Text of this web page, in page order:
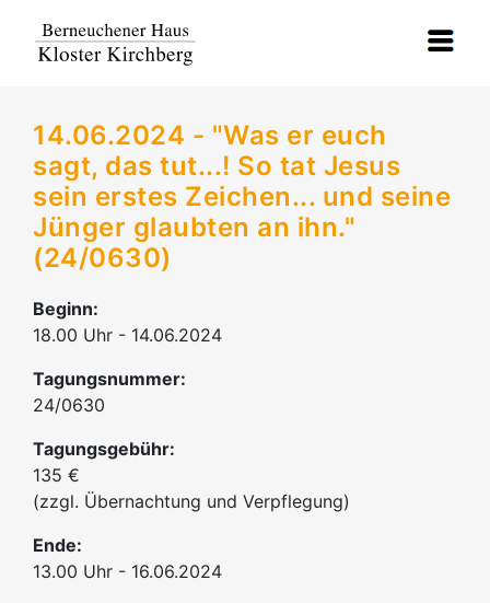
14.06.2024 - "Was er euch
sagt, das tut...! So tat Jesus
sein erstes Zeichen... und seine
Jünger glaubten an ihn."
(24/0630)
Beginn:
18.00 Uhr - 14.06.2024
Tagungsnummer:
24/0630
Tagungsgebühr:
135 €
(zzgl. Übernachtung und Verpflegung)
Ende:
13.00 Uhr - 16.06.2024